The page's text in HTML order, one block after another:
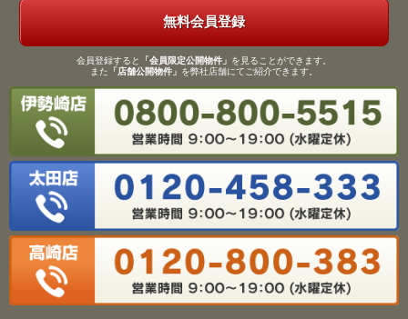
無料会員登録
会員登録すると 「会員限定公開物件」 を見ることができます。
また 「店舗公開物件」 を弊社店舗にてご紹介できます。